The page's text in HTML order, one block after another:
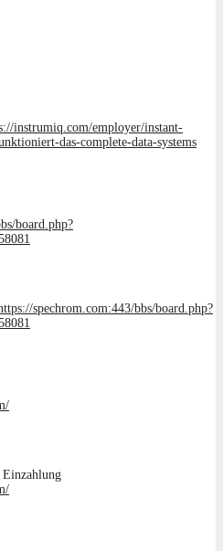
instrumiq.com/employer/instant-
das-complete-data-systems
board.php?
spechrom.com:443/bbs/board.php?
Einzahlung